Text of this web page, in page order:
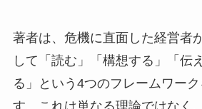
著者は、危機に直面した経営者
して「読む」「構想する」「伝
る」という4つのフレームワー